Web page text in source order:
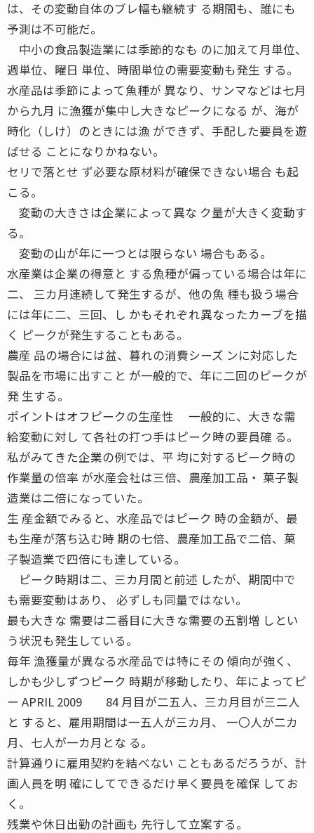
は、その変動自体のブレ幅も継続す る期間も、誰にも
予測は不可能だ。
中小の食品製造業には季節的なも のに加えて月単位、
週単位、曜日 単位、時間単位の需要変動も発生 する。
水産品は季節によって魚種が 異なり、サンマなどは七月
から九月 に漁獲が集中し大きなピークになる が、海が
時化（しけ）のときには漁 ができず、手配した要員を遊
ばせる ことになりかねない。
セリで落とせ ず必要な原材料が確保できない場合 も起
こる。
変動の大きさは企業によって異な ク量が大きく変動す
る。
変動の山が年に一つとは限らない 場合もある。
水産業は企業の得意と する魚種が偏っている場合は年に
二、 三カ月連続して発生するが、他の魚 種も扱う場合
には年に二、三回、し かもそれぞれ異なったカーブを描
く ピークが発生することもある。
農産 品の場合には盆、暮れの消費シーズ ンに対応した
製品を市場に出すこと が一般的で、年に二回のピークが
発 生する。
ポイントはオフピークの生産性 一般的に、大きな需
給変動に対し て各社の打つ手はピーク時の要員確 る。
私がみてきた企業の例では、平 均に対するピーク時の
作業量の倍率 が水産会社は三倍、農産加工品・ 菓子製
造業は二倍になっていた。
生 産金額でみると、水産品ではピーク 時の金額が、最
も生産が落ち込む時 期の七倍、農産加工品で二倍、菓
子製造業で四倍にも達している。
ピーク時期は二、三カ月間と前述 したが、期間中で
も需要変動はあり、 必ずしも同量ではない。
最も大きな 需要は二番目に大きな需要の五割増 しとい
う状況も発生している。
毎年 漁獲量が異なる水産品では特にその 傾向が強く、
しかも少しずつピーク 時期が移動したり、年によってピ
ー APRIL 2009 84 月目が二五人、三カ月目が三二人
と すると、雇用期間は一五人が三カ月、 一〇人が二カ
月、七人が一カ月とな る。
計算通りに雇用契約を結べない こともあるだろうが、計
画人員を明 確にしてできるだけ早く要員を確保 してお
く。
残業や休日出勤の計画も 先行して立案する。